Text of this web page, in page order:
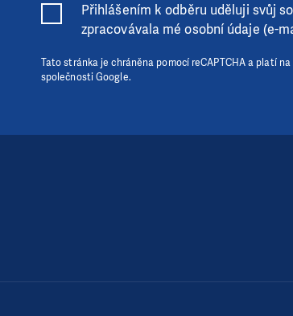
Přihlášením k odběru uděluji svůj
zpracovávala mé osobní údaje (e-
Tato stránka je chráněna pomocí reCAPTCHA a platí
společnosti Google.